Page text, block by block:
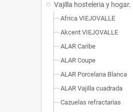
Vajilla hosteleria y hogar.
Africa VIEJOVALLE
Akcent VIEJOVALLE
ALAR Caribe
ALAR Coupe
ALAR Porcelana Blanca
ALAR Vajilla cuadrada
Cazuelas refractarias